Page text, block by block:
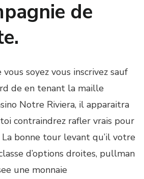
de
soyez vous inscrivez sauf
de en tenant la maille
Notre Riviera, il apparaitra
contraindrez rafler vrais pour
bonne tour levant qu’il votre
d’options droites, pullman
une monnaie